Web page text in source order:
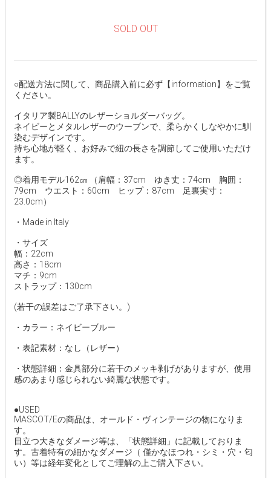
SOLD OUT
○配送方法に関して、商品購入前に必ず【information】をご覧
ください。
イタリア製BALLYのレザーショルダーバッグ。
ネイビーとメタルレザーのウーブンで、柔らかくしなやかに馴
染むデザインです。
持ち心地が軽く、お好みで紐の長さを調節してご使用いただけ
ます。
◎着用モデル162㎝ （肩幅：37cm ゆき丈：74cm 胸囲：
79cm ウエスト：60cm ヒップ：87cm 足裏実寸：
23.0cm）
・Made in Italy
・サイズ
幅：22cm
高さ：18cm
マチ：9cm
ストラップ：130cm
(若干の誤差はご了承下さい。)
・カラー：ネイビーブルー
・表記素材：なし（レザー）
・状態詳細：金具部分に若干のメッキ剥げがありますが、使用
感のあまり感じられない綺麗な状態です。
●USED
MASCOT/Eの商品は、オールド・ヴィンテージの物になりま
す。
目立つ大きなダメージ等は、「状態詳細」に記載しておりま
す。古着特有の細かなダメージ（ 僅かなほつれ・シミ・穴・匂
い）等は経年変化としてご理解の上ご購入下さい。